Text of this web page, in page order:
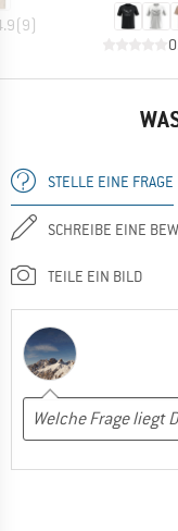
(9)
STELLE EINE FRAGE
SCHREIBE EINE
TEILE EIN BILD